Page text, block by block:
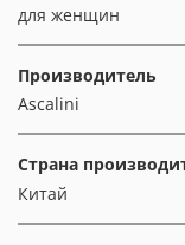
для женщин
Производитель
Ascalini
Страна
Китай